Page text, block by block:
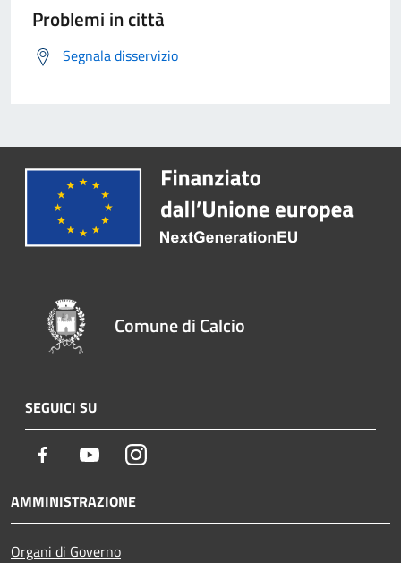
Problemi in città
Segnala disservizio
Comune di Calcio
SEGUICI SU
Facebook YoutubeInstagram
AMMINISTRAZIONE
Organi di Governo